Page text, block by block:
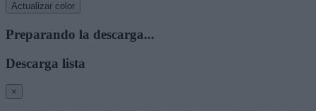
Actualizar color
Preparando la descarga...
Descarga lista
×